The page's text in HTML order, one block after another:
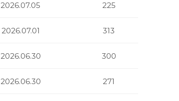
2026.07.05 225
2026.07.01 313
2026.06.30 300
2026.06.30 271